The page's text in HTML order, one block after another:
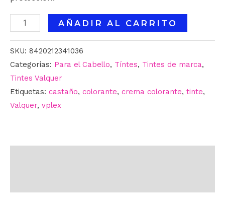
AÑADIR AL CARRITO
SKU: 8420212341036
Categorías: Para el Cabello, Tíntes, Tintes de marca,
Tintes Valquer
Etiquetas: castaño, colorante, crema colorante, tinte,
Valquer, vplex